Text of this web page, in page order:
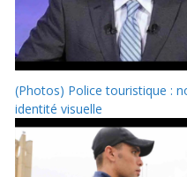
(Photos) Police touristique :
identité visuelle